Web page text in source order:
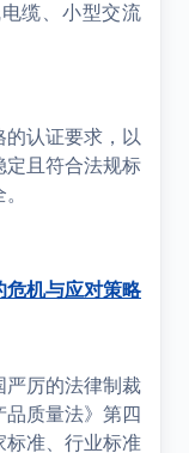
缆、小型交流
的认证要求，以
定且符合法规标
危机与应对策略
严厉的法律制裁
质量法》第四
标准、行业标准